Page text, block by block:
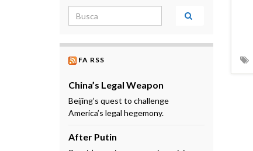
Search for:
FA RSS
China’s Legal Weapon
Beijing’s quest to challenge
America’s legal hegemony.
After Putin